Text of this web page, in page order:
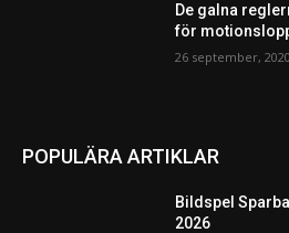
De galna
för
26 september, 2020
POPULÄRA ARTIKLAR
Bildspel
2026